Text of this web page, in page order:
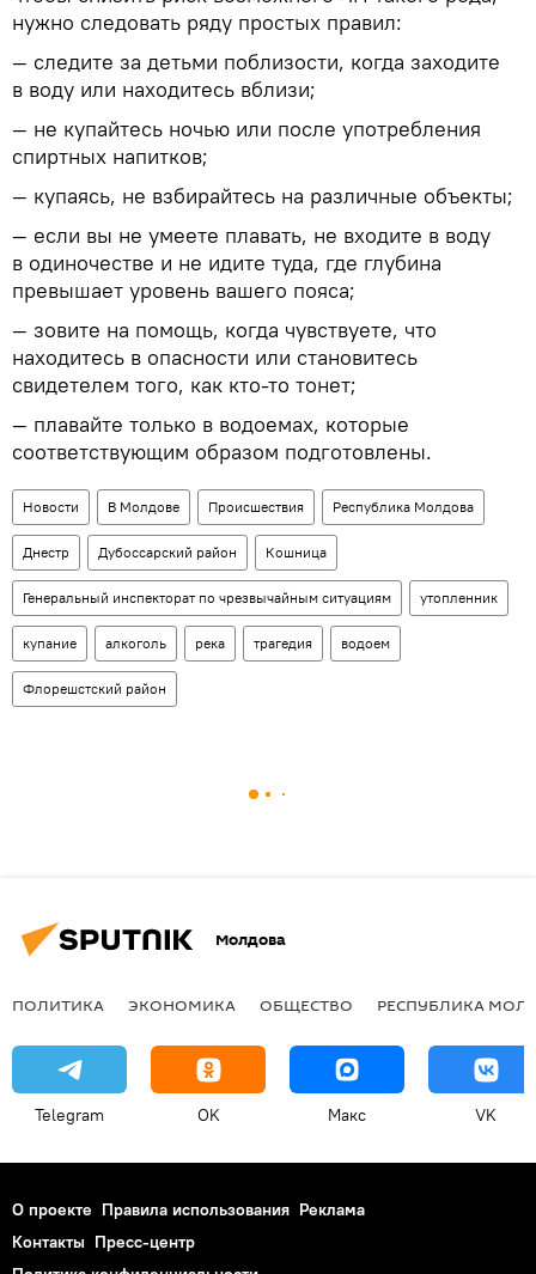
нужно следовать ряду простых правил:
— следите за детьми поблизости, когда заходите
в воду или находитесь вблизи;
— не купайтесь ночью или после употребления
спиртных напитков;
— купаясь, не взбирайтесь на различные объекты;
— если вы не умеете плавать, не входите в воду
в одиночестве и не идите туда, где глубина
превышает уровень вашего пояса;
— зовите на помощь, когда чувствуете, что
находитесь в опасности или становитесь
свидетелем того, как кто-то тонет;
— плавайте только в водоемах, которые
соответствующим образом подготовлены.
Новости В Молдове Происшествия Республика Молдова
Днестр Дубоссарский район Кошница
Генеральный инспекторат по чрезвычайным ситуациям утопленник
купание алкоголь река трагедия водоем
Флорешстский район
Молдова
ПОЛИТИКА ЭКОНОМИКА ОБЩЕСТВО РЕСПУБЛИКА
Telegram OK Макс VK
О проекте Правила использования Реклама
Контакты Пресс-центр